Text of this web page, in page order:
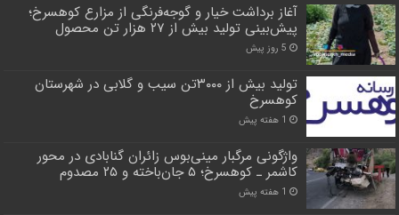
آغاز برداشت خیار و گوجه‌فرنگی از مزارع کوهسرخ؛
پیش‌بینی تولید بیش از ۲۷ هزار تن محصول
5 روز پیش
تولید بیش از ۳۰۰۰تن سیب و گلابی در شهرستان
کوهسرخ
1 هفته پیش
واژگونی مرگبار مینی‌بوس زائران گنابادی در محور
کاشمر ـ کوهسرخ؛ ۵ جان‌باخته و ۲۵ مصدوم
1 هفته پیش